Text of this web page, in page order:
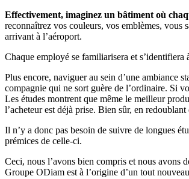
Effectivement, imaginez un bâtiment où
reconnaîtrez vos couleurs, vos emblèmes, vous
arrivant à l’aéroport.
Chaque employé se familiarisera et
Plus encore, naviguer au sein d’une ambiance
compagnie qui ne sort guère de l’ordinaire. Si
Les études montrent que même le meilleur
l’acheteur est déjà prise. Bien sûr, en
Il n’y a donc pas besoin de suivre de longues
prémices de celle-ci.
Ceci, nous l’avons bien compris et nous avons
Groupe ODiam est à l’origine d’un tout